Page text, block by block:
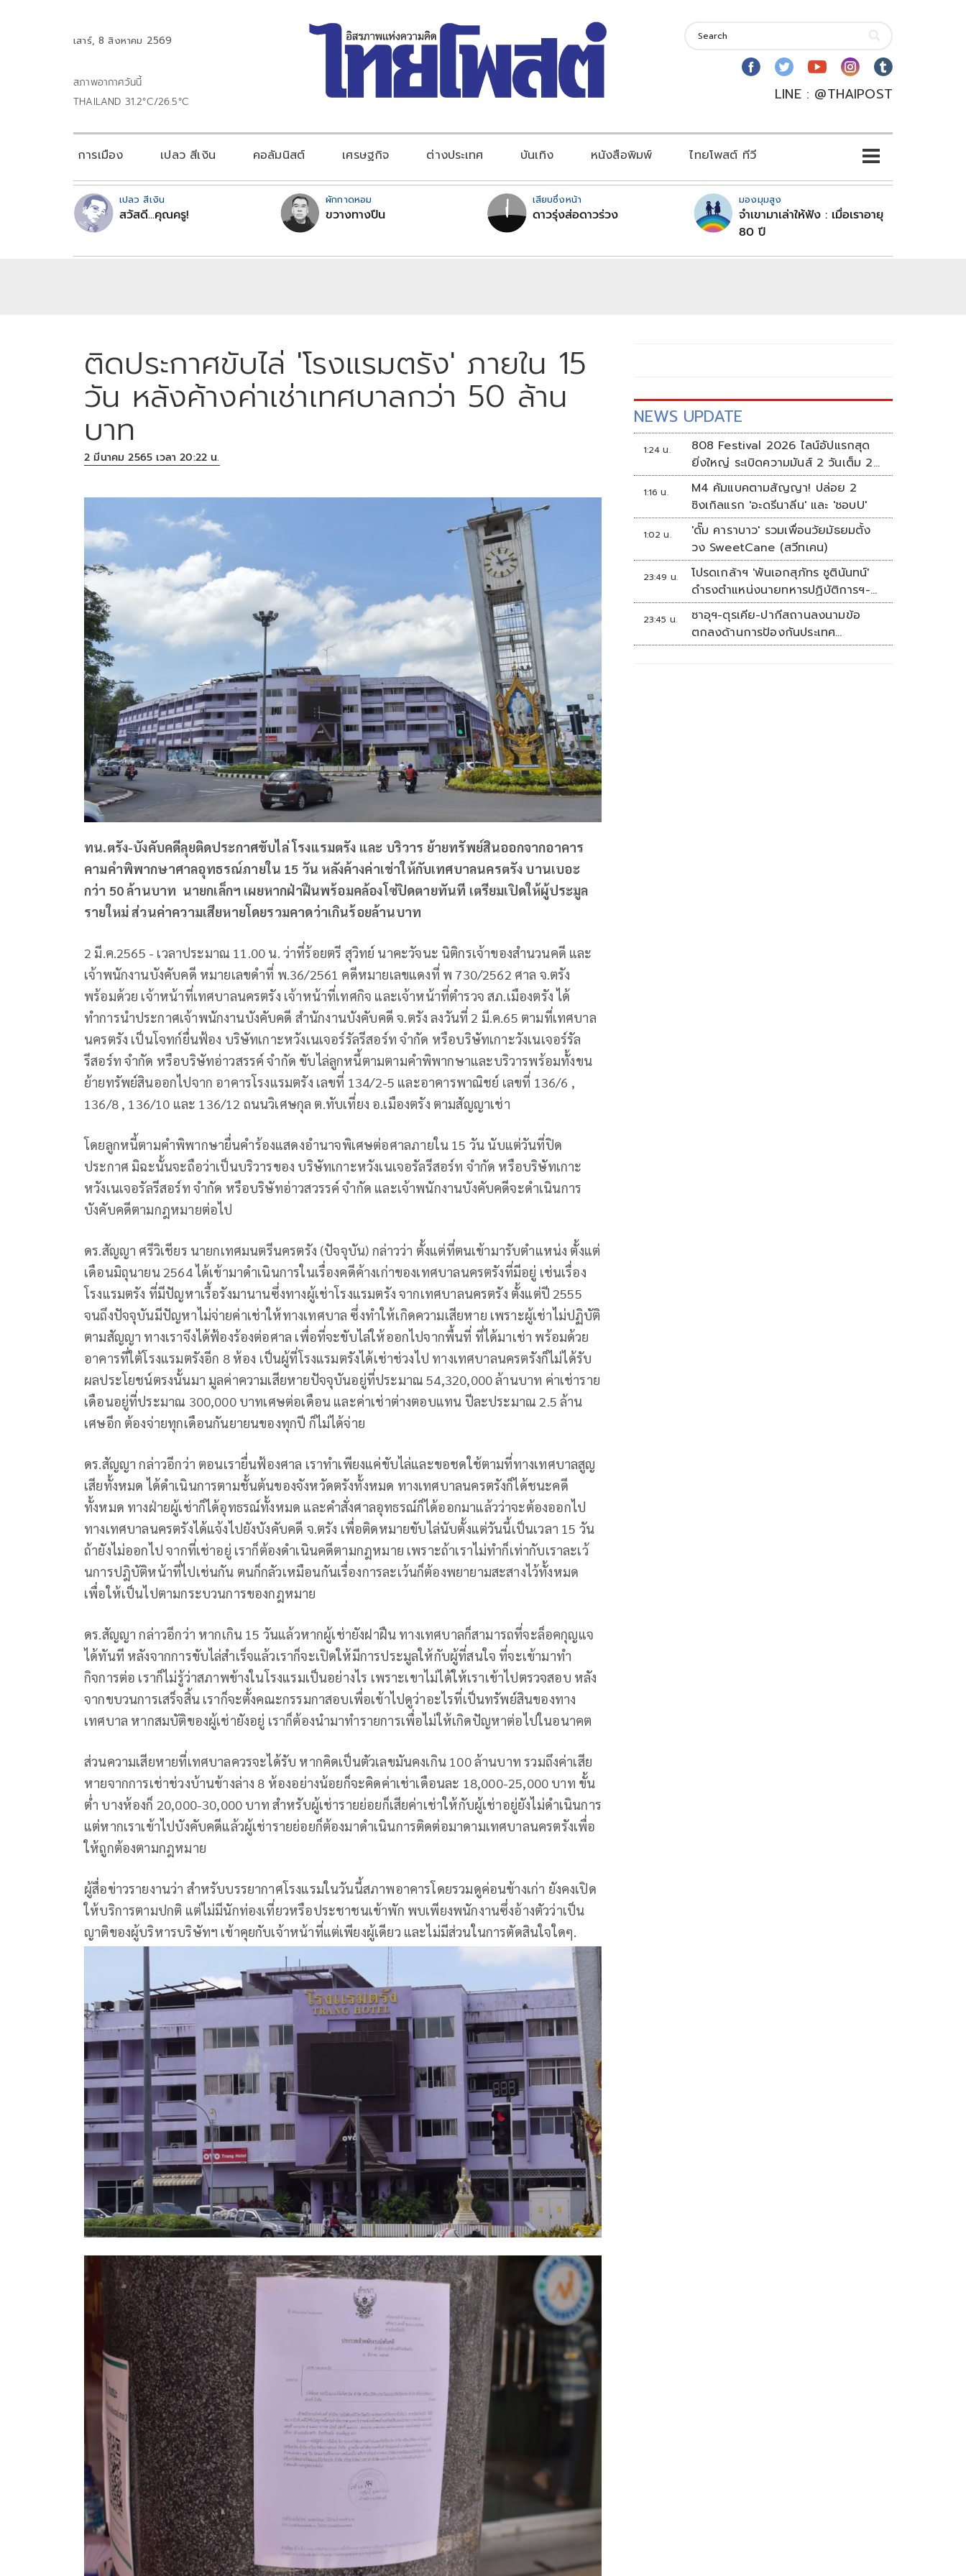
เสาร์, 8 สิงหาคม 2569
สภาพอากาศวันนี้
THAILAND 31.2°C/26.5°C
LINE : @THAIPOST
การเมือง เปลว สีเงิน คอลัมนิสต์ เศรษฐกิจ ต่างประเทศ บันเทิง หนังสือพิมพ์ ไทยโพสต์ ทีวี
เปลว สีเงิน
สวัสดี...คุณครู!
ผักกาดหอม
ขวางทางปืน
เสียบซึ่งหน้า
ดาวรุ่งส่อดาวร่วง
มองมุมสูง
จำเขามาเล่าให้ฟัง : เมื่อเราอายุ
80 ปี
ติดประกาศขับไล่ 'โรงแรมตรัง' ภายใน 15
วัน หลังค้างค่าเช่าเทศบาลกว่า 50 ล้าน
บาท
2 มีนาคม 2565 เวลา 20:22 น.
ทน.ตรัง-บังคับคดีลุยติดประกาศขับไล่ โรงแรมตรัง และ บริวาร ย้ายทรัพย์สินออกจากอาคาร
คามคำพิพากษาศาลอุทธรณ์ภายใน 15 วัน หลังค้างค่าเช่าให้กับเทศบาลนครตรัง บานเบอะ
กว่า 50 ล้านบาท นายกเล็กฯ เผยหากฝ่าฝืนพร้อมคล้องโซ่ปิดตายทันที เตรียมเปิดให้ผู้ประมูล
รายใหม่ ส่วนค่าความเสียหายโดยรวมคาดว่าเกินร้อยล้านบาท
2 มี.ค.2565 - เวลาประมาณ 11.00 น. ว่าที่ร้อยตรี สุวิทย์ นาคะวัจนะ นิติกรเจ้าของสำนวนคดี และ
เจ้าพนักงานบังคับคดี หมายเลขดำที่ พ.36/2561 คดีหมายเลขแดงที่ พ 730/2562 ศาล จ.ตรัง
พร้อมด้วย เจ้าหน้าที่เทศบาลนครตรัง เจ้าหน้าที่เทศกิจ และเจ้าหน้าที่ตำรวจ สภ.เมืองตรัง ได้
ทำการนำประกาศเจ้าพนักงานบังคับคดี สำนักงานบังคับคดี จ.ตรัง ลงวันที่ 2 มี.ค.65 ตามที่เทศบาล
นครตรัง เป็นโจทก์ยื่นฟ้อง บริษัทเกาะหวังเนเจอร์รัลรีสอร์ท จำกัด หรือบริษัทเกาะวังเนเจอร์รัล
รีสอร์ท จำกัด หรือบริษัทอ่าวสรรค์ จำกัด ขับไล่ลูกหนี้ตามตามคำพิพากษาและบริวารพร้อมทั้งขน
ย้ายทรัพย์สินออกไปจาก อาคารโรงแรมตรัง เลขที่ 134/2-5 และอาคารพาณิชย์ เลขที่ 136/6 ,
136/8 , 136/10 และ 136/12 ถนนวิเศษกุล ต.ทับเที่ยง อ.เมืองตรัง ตามสัญญาเช่า
โดยลูกหนี้ตามคำพิพากษายื่นคำร้องแสดงอำนาจพิเศษต่อศาลภายใน 15 วัน นับแต่วันที่ปิด
ประกาศ มิฉะนั้นจะถือว่าเป็นบริวารของ บริษัทเกาะหวังเนเจอรัลรีสอร์ท จำกัด หรือบริษัทเกาะ
หวังเนเจอรัลรีสอร์ท จำกัด หรือบริษัทอ่าวสวรรค์ จำกัด และเจ้าพนักงานบังคับคดีจะดำเนินการ
บังคับคดีตามกฎหมายต่อไป
ดร.สัญญา ศรีวิเชียร นายกเทศมนตรีนครตรัง (ปัจจุบัน) กล่าวว่า ตั้งแต่ที่ตนเข้ามารับตำแหน่ง ตั้งแต่
เดือนมิถุนายน 2564 ได้เข้ามาดำเนินการในเรื่องคดีค้างเก่าของเทศบาลนครตรังที่มีอยู่ เช่นเรื่อง
โรงแรมตรัง ที่มีปัญหาเรื้อรังมานานซึ่งทางผู้เช่าโรงแรมตรัง จากเทศบาลนครตรัง ตั้งแต่ปี 2555
จนถึงปัจจุบันมีปัญหาไม่จ่ายค่าเช่าให้ทางเทศบาล ซึ่งทำให้เกิดความเสียหาย เพราะผู้เช่าไม่ปฏิบัติ
ตามสัญญา ทางเราจึงได้ฟ้องร้องต่อศาล เพื่อที่จะขับไล่ให้ออกไปจากพื้นที่ ที่ได้มาเช่า พร้อมด้วย
อาคารที่ใต้โรงแรมตรังอีก 8 ห้อง เป็นผู้ที่โรงแรมตรังได้เช่าช่วงไป ทางเทศบาลนครตรังก็ไม่ได้รับ
ผลประโยชน์ตรงนั้นมา มูลค่าความเสียหายปัจจุบันอยู่ที่ประมาณ 54,320,000 ล้านบาท ค่าเช่าราย
เดือนอยู่ที่ประมาณ 300,000 บาทเศษต่อเดือน และค่าเช่าต่างตอบแทน ปีละประมาณ 2.5 ล้าน
เศษอีก ต้องจ่ายทุกเดือนกันยายนของทุกปี ก็ไม่ได้จ่าย
ดร.สัญญา กล่าวอีกว่า ตอนเรายื่นฟ้องศาล เราทำเพียงแค่ขับไล่และขอชดใช้ตามที่ทางเทศบาลสูญ
เสียทั้งหมด ได้ดำเนินการตามชั้นต้นของจังหวัดตรังทั้งหมด ทางเทศบาลนครตรังก็ได้ชนะคดี
ทั้งหมด ทางฝ่ายผู้เช่าก็ได้อุทธรณ์ทั้งหมด และคำสั่งศาลอุทธรณ์ก็ได้ออกมาแล้วว่าจะต้องออกไป
ทางเทศบาลนครตรังได้แจ้งไปยังบังคับคดี จ.ตรัง เพื่อติดหมายขับไล่นับตั้งแต่วันนี้เป็นเวลา 15 วัน
ถ้ายังไม่ออกไป จากที่เช่าอยู่ เราก็ต้องดำเนินคดีตามกฎหมาย เพราะถ้าเราไม่ทำก็เท่ากับเราละเว้
นการปฎิบัติหน้าที่ไปเช่นกัน ตนก็กลัวเหมือนกันเรื่องการละเว้นก็ต้องพยายามสะสางไว้ทั้งหมด
เพื่อให้เป็นไปตามกระบวนการของกฎหมาย
ดร.สัญญา กล่าวอีกว่า หากเกิน 15 วันแล้วหากผู้เช่ายังฝาฝืน ทางเทศบาลก็สามารถที่จะล็อคกุญแจ
ได้ทันที หลังจากการขับไล่สำเร็จแล้วเราก็จะเปิดให้มีการประมูลให้กับผู้ที่สนใจ ที่จะเข้ามาทำ
กิจการต่อ เราก็ไม่รู้ว่าสภาพข้างในโรงแรมเป็นอย่างไร เพราะเขาไม่ได้ให้เราเข้าไปตรวจสอบ หลัง
จากขบวนการเสร็จสิ้น เราก็จะตั้งคณะกรรมกาสอบเพื่อเข้าไปดูว่าอะไรที่เป็นทรัพย์สินของทาง
เทศบาล หากสมบัติของผู้เช่ายังอยู่ เราก็ต้องนำมาทำรายการเพื่อไม่ให้เกิดปัญหาต่อไปในอนาคต
ส่วนความเสียหายที่เทศบาลควรจะได้รับ หากคิดเป็นตัวเลขมันคงเกิน 100 ล้านบาท รวมถึงค่าเสีย
หายจากการเช่าช่วงบ้านข้างล่าง 8 ห้องอย่างน้อยก็จะคิดค่าเช่าเดือนละ 18,000-25,000 บาท ขั้น
ต่ำ บางห้องก็ 20,000-30,000 บาท สำหรับผู้เช่ารายย่อยก็เสียค่าเช่าให้กับผู้เช่าอยู่ยังไม่ดำเนินการ
แต่หากเราเข้าไปบังคับคดีแล้วผู้เช่ารายย่อยก็ต้องมาดำเนินการติดต่อมาดามเทศบาลนครตรังเพื่อ
ให้ถูกต้องตามกฎหมาย
ผู้สื่อข่าวรายงานว่า สำหรับบรรยากาศโรงแรมในวันนี้สภาพอาคารโดยรวมดูค่อนข้างเก่า ยังคงเปิด
ให้บริการตามปกติ แต่ไม่มีนักท่องเที่ยวหรือประชาชนเข้าพัก พบเพียงพนักงานซึ่งอ้างตัวว่าเป็น
ญาติของผู้บริหารบริษัทฯ เข้าคุยกับเจ้าหน้าที่แต่เพียงผู้เดียว และไม่มีส่วนในการตัดสินใจใดๆ.
NEWS UPDATE
1:24 น.
808 Festival 2026 ไลน์อัปแรกสุด
ยิ่งใหญ่ ระเบิดความมันส์ 2 วันเต็ม 2-
3 ต.ค.นี้
1:16 น.
M4 คัมแบคตามสัญญา! ปล่อย 2
ซิงเกิลแรก 'อะดรีนาลีน' และ 'ชอบU'
1:02 น.
'ดั๊ม คาราบาว' รวมเพื่อนวัยมัธยมตั้ง
วง SweetCane (สวีทเคน)
23:49 น.
โปรดเกล้าฯ 'พันเอกสุภัทร ชูตินันทน์'
ดำรงตำแหน่งนายทหารปฏิบัติการฯ-
พระราชทานยศ 'พลตรี'
23:45 น.
ซาอุฯ-ตุรเคีย-ปากีสถานลงนามข้อ
ตกลงด้านการป้องกันประเทศ
ท่ามกลางสงครามในภูมิภาค